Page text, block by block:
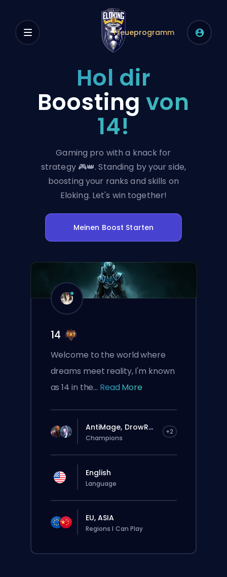
Treueprogramm
Hol dir
Boosting von
14!
Gaming pro with a knack for
strategy 🎮👑. Standing by your side,
boosting your ranks and skills on
Eloking. Let's win together!
Meinen Boost Starten
14
Welcome to the world where
dreams meet reality, I'm known
as 14 in the... Read More
AntiMage, DrowR... +2
Champions
English
Language
EU, ASIA
Regions I Can Play